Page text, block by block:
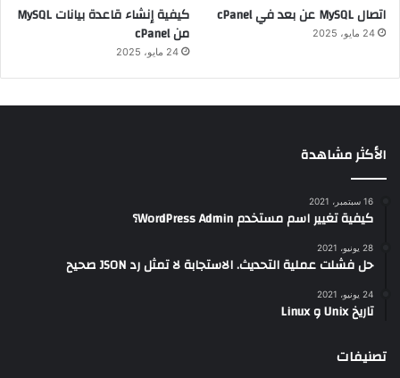
اتصال MySQL عن بعد في cPanel
24 مايو، 2025
كيفية إنشاء قاعدة بيانات MySQL
من cPanel
24 مايو، 2025
الأكثر مشاهدة
16 سبتمبر، 2021
كيفية تغيير اسم مستخدم WordPress Admin؟
28 يونيو، 2021
حل فشلت عملية التحديث. الاستجابة لا تمثل رد JSON صحيح
24 يونيو، 2021
تاريخ Unix و Linux
تصنيفات